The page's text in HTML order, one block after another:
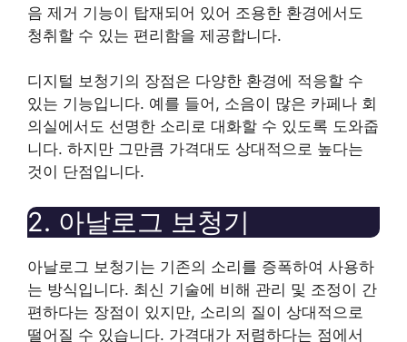
음 제거 기능이 탑재되어 있어 조용한 환경에서도
청취할 수 있는 편리함을 제공합니다.
디지털 보청기의 장점은 다양한 환경에 적응할 수
있는 기능입니다. 예를 들어, 소음이 많은 카페나 회
의실에서도 선명한 소리로 대화할 수 있도록 도와줍
니다. 하지만 그만큼 가격대도 상대적으로 높다는
것이 단점입니다.
2. 아날로그 보청기
아날로그 보청기는 기존의 소리를 증폭하여 사용하
는 방식입니다. 최신 기술에 비해 관리 및 조정이 간
편하다는 장점이 있지만, 소리의 질이 상대적으로
떨어질 수 있습니다. 가격대가 저렴하다는 점에서